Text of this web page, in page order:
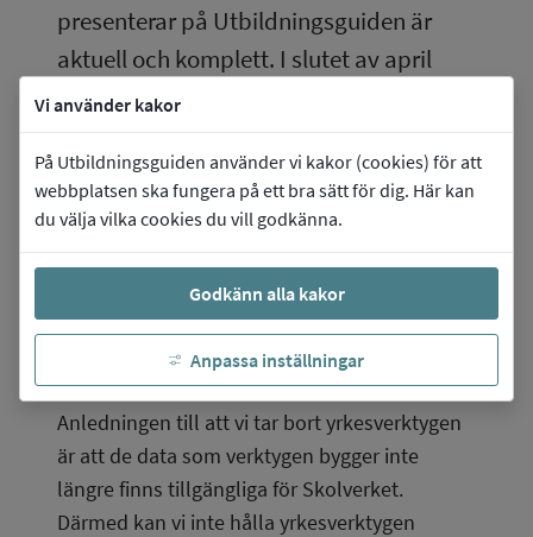
Vi använder kakor
På Utbildningsguiden använder vi kakor (cookies) för att
webbplatsen ska fungera på ett bra sätt för dig. Här kan
du välja vilka cookies du vill godkänna.
Godkänn alla kakor
Anpassa inställningar
presenterar på Utbildningsguiden är
aktuell och komplett. I slutet av april
2026 avpublicerar vi därför den del av
Utbildningsguiden som heter Yrken och
framtid.
Därmed tar vi även bort de yrkesverktyg som
finns där, det vill säga
Hitta yrken A-Ö
Hitta yrken som kan passa dig
Yrkesinspiration.
Anledningen till att vi tar bort yrkesverktygen
är att de data som verktygen bygger inte
längre finns tillgängliga för Skolverket.
Därmed kan vi inte hålla yrkesverktygen